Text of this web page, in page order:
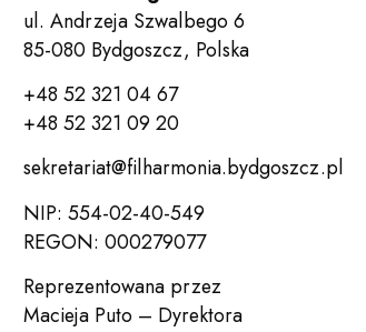
ul. Andrzeja Szwalbego 6
85-080 Bydgoszcz, Polska
+48 52 321 04 67
+48 52 321 09 20
sekretariat@filharmonia.bydgoszcz.pl
NIP: 554-02-40-549
REGON: 000279077
Reprezentowana przez
Macieja Puto – Dyrektora